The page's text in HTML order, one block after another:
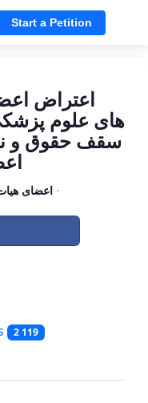
Start a Petition
اعتراض
های علوم
سقف حقوق و
اعضای·
2 119